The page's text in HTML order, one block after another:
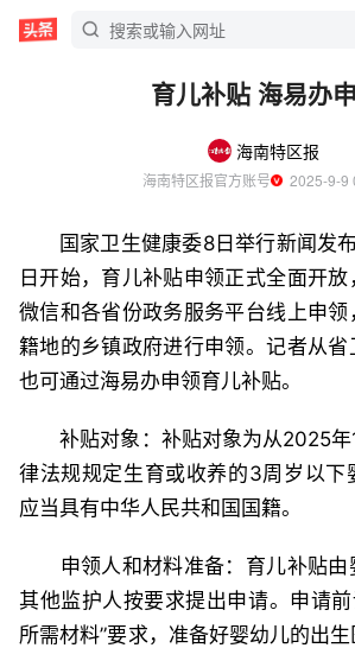
育儿补贴 海易办
海南特区报
海南特区报官方账号
2025-9-
国家卫生健康委8日举行新闻发
日开始，育儿补贴申领正式全面开放
微信和各省份政务服务平台线上申领
籍地的乡镇政府进行申领。记者从
也可通过海易办申领育儿补贴。
补贴对象：补贴对象为从2025年
律法规规定生育或收养的3周岁以下
应当具有中华人民共和国国籍。
申领人和材料准备：育儿补贴由
其他监护人按要求提出申请。申请
所需材料”要求，准备好婴幼儿的出